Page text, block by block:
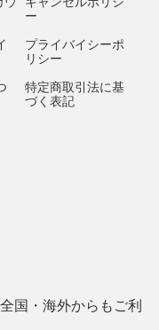
ー
プライバイシーポ
リシー
特定商取引法に基
づく表記
国・海外からもご利